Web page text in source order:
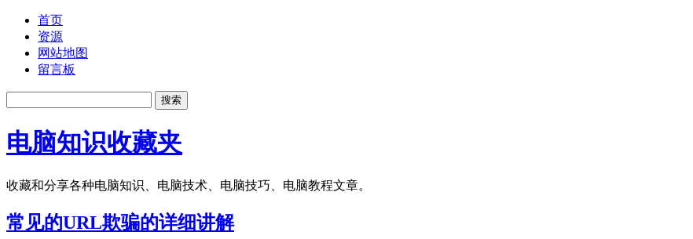
首页
资源
网站地图
留言板
电脑知识收藏夹
收藏和分享各种电脑知识、电脑技术、电脑技巧、电脑教程文章。
常见的URL欺骗的详细讲解